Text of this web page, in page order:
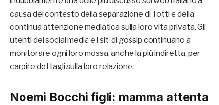
causa del contesto della separazione di Totti e della
continua attenzione mediatica sulla loro vita privata. Gli
utenti dei social media e i siti di gossip continuano a
monitorare ogni loro mossa, anche la più indiretta, per
carpire dettagli sulla loro relazione.
Noemi Bocchi figli: mamma attenta